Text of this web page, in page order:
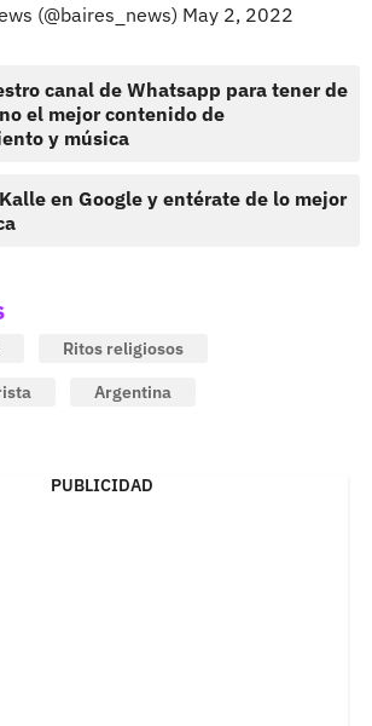
(@baires_news) May 2, 2022
canal de Whatsapp para tener de
el mejor contenido de
y música
en Google y entérate de lo mejor
Ritos religiosos
Argentina
PUBLICIDAD